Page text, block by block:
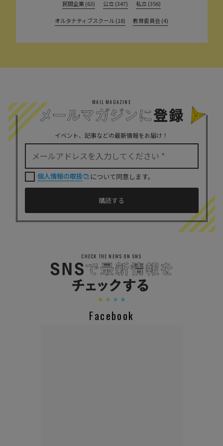
民間企業 (63) 公立 (347) 私立 (356)
オルタナティブスクール (18) 教育委員会 (4)
MAIL MAGAZINE
イベント、記事などの最新情報をお届け！
個人情報の取扱 について同意します。
CHECK THE NEWS ON SNS
Facebook